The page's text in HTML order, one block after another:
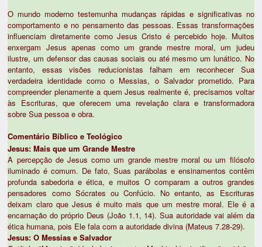
O mundo moderno testemunha mudanças rápidas e significativas no
comportamento e no pensamento das pessoas. Essas transformações
influenciam diretamente como Jesus Cristo é percebido hoje. Muitos
enxergam Jesus apenas como um grande mestre moral, um judeu
ilustre, um defensor das causas sociais ou até mesmo um lunático. No
entanto, essas visões reducionistas falham em reconhecer Sua
verdadeira identidade como o Messias, o Salvador prometido. Para
compreender plenamente a quem Jesus realmente é, precisamos voltar
às Escrituras, que oferecem uma revelação clara e transformadora
sobre Sua pessoa e obra.
Comentário Bíblico e Teológico
Jesus: Mais que um Grande Mestre
A percepção de Jesus como um grande mestre moral ou um filósofo
iluminado é comum. De fato, Suas parábolas e ensinamentos contêm
profunda sabedoria e ética, e muitos O comparam a outros grandes
pensadores como Sócrates ou Confúcio. No entanto, as Escrituras
deixam claro que Jesus é muito mais que um mestre moral. Ele é a
encarnação do próprio Deus (João 1.1, 14). Sua autoridade vai além da
ética humana, pois Ele fala com a autoridade divina (Mateus 7.28-29).
Jesus: O Messias e Salvador